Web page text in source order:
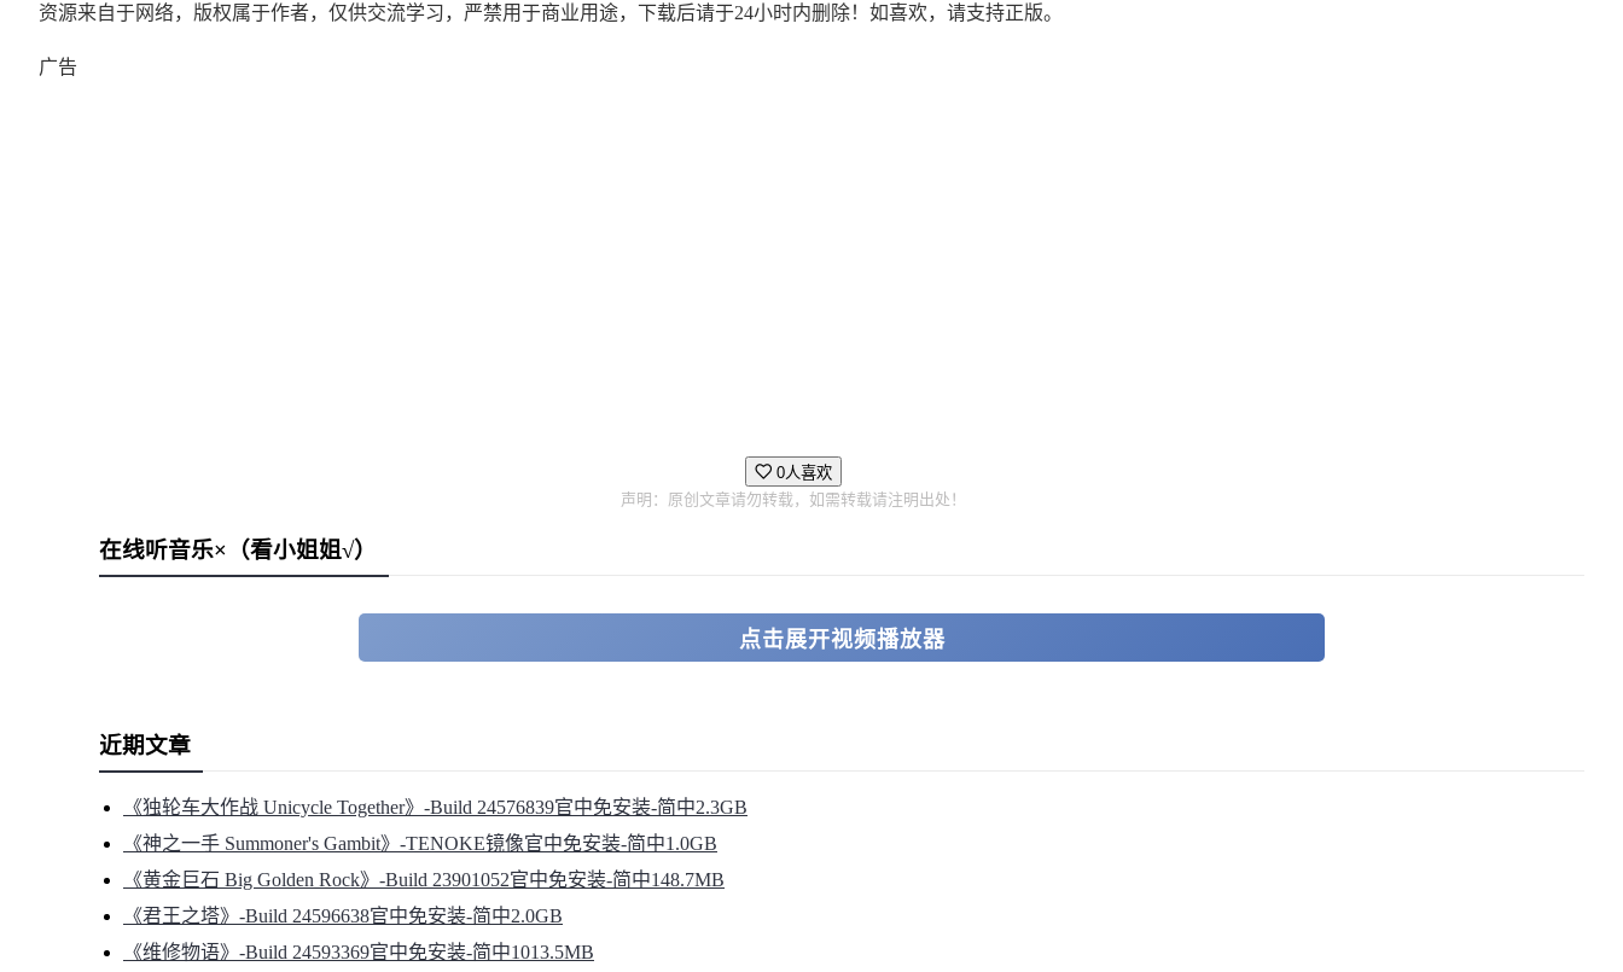
资源来自于网络，版权属于作者，仅供交流学习，严禁用于商业用途，下载后请于24小时内删除！如喜欢，请支持正版。
广告
0人喜欢
声明：原创文章请勿转载，如需转载请注明出处！
在线听音乐×（看小姐姐√）
点击展开视频播放器
近期文章
《独轮车大作战 Unicycle Together》-Build 24576839官中免安装-简中2.3GB
《神之一手 Summoner's Gambit》-TENOKE镜像官中免安装-简中1.0GB
《黄金巨石 Big Golden Rock》-Build 23901052官中免安装-简中148.7MB
《君王之塔》-Build 24596638官中免安装-简中2.0GB
《维修物语》-Build 24593369官中免安装-简中1013.5MB